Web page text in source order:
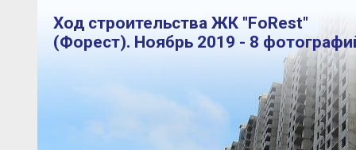
Ход строительства ЖК "FoRest"
(Форест). Ноябрь 2019 - 8